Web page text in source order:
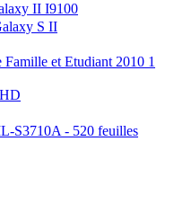
II I9100
S II
et Etudiant 2010 1
S3710A - 520 feuilles